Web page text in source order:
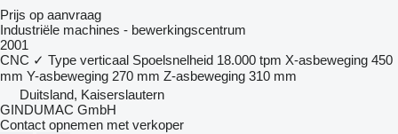
Prijs op aanvraag
Industriële machines - bewerkingscentrum
2001
CNC ✓ Type verticaal Spoelsnelheid 18.000 tpm X-asbeweging 450
mm Y-asbeweging 270 mm Z-asbeweging 310 mm
Duitsland, Kaiserslautern
GINDUMAC GmbH
Contact opnemen met verkoper